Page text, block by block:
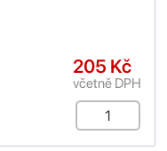
205 Kč
včetně DPH